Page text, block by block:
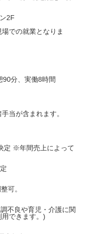
2F
での就業となりま
分、実働8時間
当が含まれます。
定 ※年間売上によって
可。
不良や育児・介護に関
できます。)